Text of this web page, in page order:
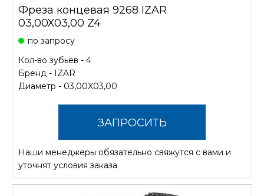
Фреза концевая 9268 IZAR
03,00X03,00 Z4
по запросу
Кол-во зубьев - 4
Бренд - IZAR
Диаметр - 03,00X03,00
ЗАПРОСИТЬ
СТОИМОСТЬ
Наши менеджеры обязательно свяжутся с вами и
уточнят условия заказа